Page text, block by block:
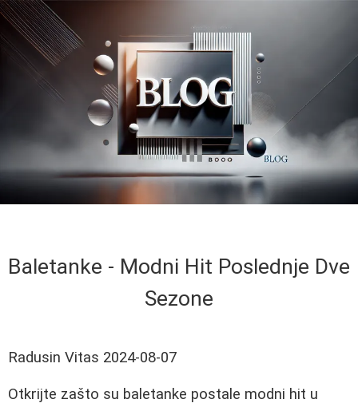
Baletanke - Modni Hit Poslednje Dve
Sezone
Radusin Vitas 2024-08-07
Otkrijte zašto su baletanke postale modni hit u